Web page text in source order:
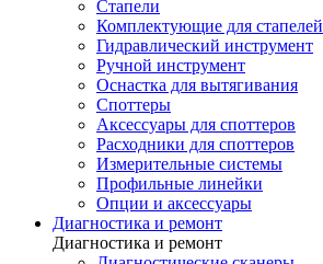
Стапели
Комплектующие для стапелей
Гидравлический инструмент
Ручной инструмент
Оснастка для вытягивания
Споттеры
Аксессуары для споттеров
Расходники для споттеров
Измерительные системы
Профильные линейки
Опции и аксессуары
Диагностика и ремонт
Диагностика и ремонт